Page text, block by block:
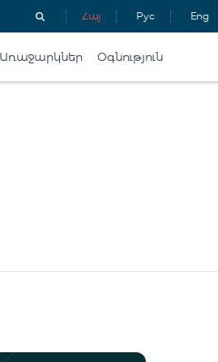
Հայ Рус Eng
Առաջարկներ Օգնություն